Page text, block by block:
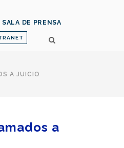
SALA DE PRENSA
A JUICIO
a